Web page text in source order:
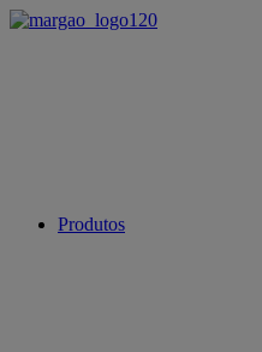
Produtos